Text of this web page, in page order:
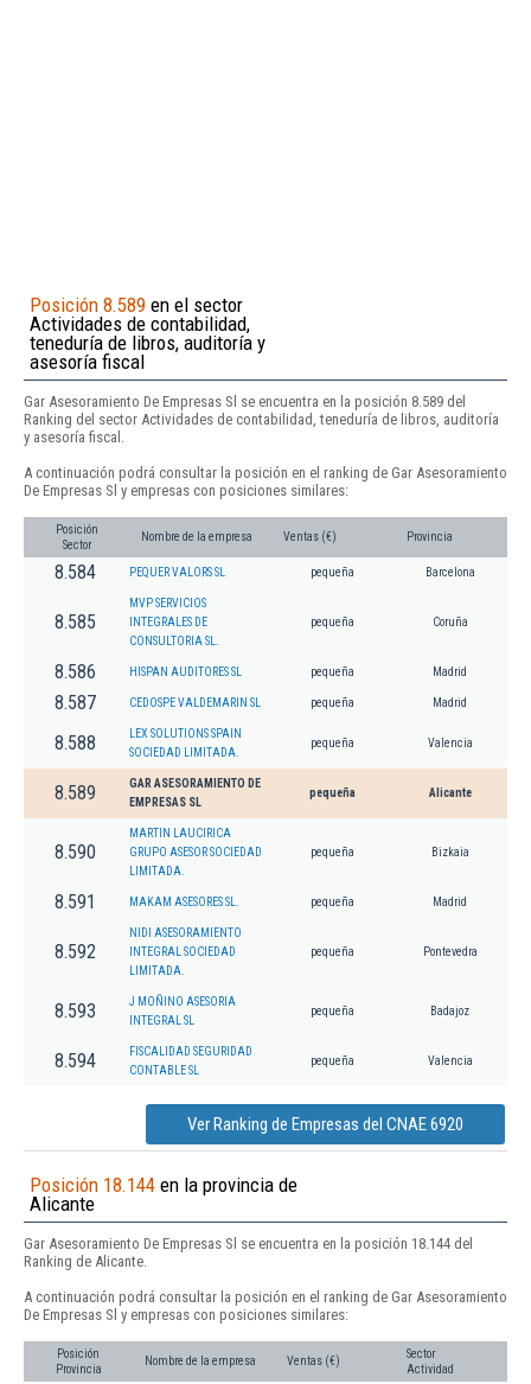
Posición 8.589 en el sector
Actividades de contabilidad,
teneduría de libros, auditoría y
asesoría fiscal
Gar Asesoramiento De Empresas Sl se encuentra en la posición 8.589 del
Ranking del sector Actividades de contabilidad, teneduría de libros, auditoría
y asesoría fiscal.
A continuación podrá consultar la posición en el ranking de Gar Asesoramiento
De Empresas Sl y empresas con posiciones similares:
Posición
Sector
Nombre de la empresa Ventas (€) Provincia
8.584 PEQUER VALORS SL pequeña Barcelona
8.585
MVP SERVICIOS
INTEGRALES DE
CONSULTORIA SL.
pequeña Coruña
8.586 HISPAN AUDITORES SL pequeña Madrid
8.587 CEDOSPE VALDEMARIN SL pequeña Madrid
8.588
LEX SOLUTIONS SPAIN
SOCIEDAD LIMITADA.
pequeña Valencia
8.589
GAR ASESORAMIENTO DE
EMPRESAS SL
pequeña Alicante
8.590
MARTIN LAUCIRICA
GRUPO ASESOR SOCIEDAD
LIMITADA.
pequeña Bizkaia
8.591 MAKAM ASESORES SL. pequeña Madrid
8.592
NIDI ASESORAMIENTO
INTEGRAL SOCIEDAD
LIMITADA.
pequeña Pontevedra
8.593
J MOÑINO ASESORIA
INTEGRAL SL
pequeña Badajoz
8.594
FISCALIDAD SEGURIDAD
CONTABLE SL
pequeña Valencia
Ver Ranking de Empresas del CNAE 6920
Posición 18.144 en la provincia de
Alicante
Gar Asesoramiento De Empresas Sl se encuentra en la posición 18.144 del
Ranking de Alicante.
A continuación podrá consultar la posición en el ranking de Gar Asesoramiento
De Empresas Sl y empresas con posiciones similares:
Posición
Provincia
Nombre de la empresa Ventas (€)
Sector
Actividad